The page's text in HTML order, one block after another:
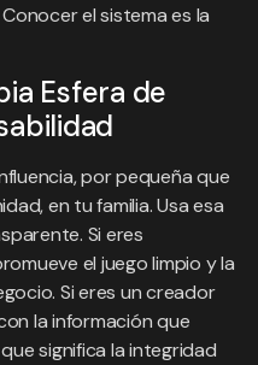
el sistema es la
Esfera de
por pequeña que
en tu familia. Usa esa
Si eres
el juego limpio y la
Si eres un creador
la información que
significa la integridad